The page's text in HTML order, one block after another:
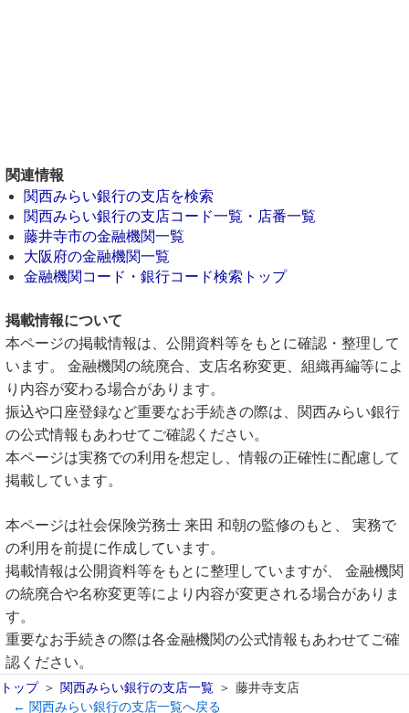
関連情報
関西みらい銀行の支店を検索
関西みらい銀行の支店コード一覧・店番一覧
藤井寺市の金融機関一覧
大阪府の金融機関一覧
金融機関コード・銀行コード検索トップ
掲載情報について
本ページの掲載情報は、公開資料等をもとに確認・整理して
います。 金融機関の統廃合、支店名称変更、組織再編等によ
り内容が変わる場合があります。
振込や口座登録など重要なお手続きの際は、関西みらい銀行
の公式情報もあわせてご確認ください。
本ページは実務での利用を想定し、情報の正確性に配慮して
掲載しています。
本ページは社会保険労務士 来田 和朝の監修のもと、 実務で
の利用を前提に作成しています。
掲載情報は公開資料等をもとに整理していますが、 金融機関
の統廃合や名称変更等により内容が変更される場合がありま
す。
重要なお手続きの際は各金融機関の公式情報もあわせてご確
認ください。
トップ 関西みらい銀行の支店一覧
藤井寺支店
← 関西みらい銀行の支店一覧へ戻る